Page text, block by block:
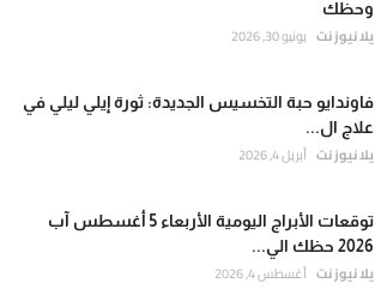
وحظك
يلا نيوز نت يونيو 30, 2026
فاوندايو حبة التخسيس الجديدة: ثورة إيلي ليلي في
علاج ال...
يلا نيوز نت أبريل 4, 2026
توقعات الأبراج اليومية الأربعاء 5 أغسطس آب
2026 حظك الي...
يلا نيوز نت أغسطس 4, 2026